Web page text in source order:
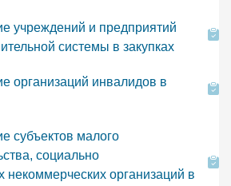
учреждений и предприятий
системы в закупках
организаций инвалидов в
субъектов малого
социально
некоммерческих организаций в